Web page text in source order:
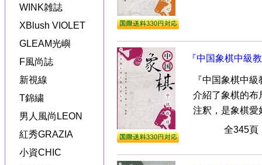
WINK雑誌
XBlush VIOLET
GLEAM光嶼
F風尚誌
新視線
T錦繍
男人風尚LEON
紅秀GRAZIA
小資CHIC
『中国象棋中級
『中国象棋中
介紹了象棋的布
注釈，是象棋愛
全345